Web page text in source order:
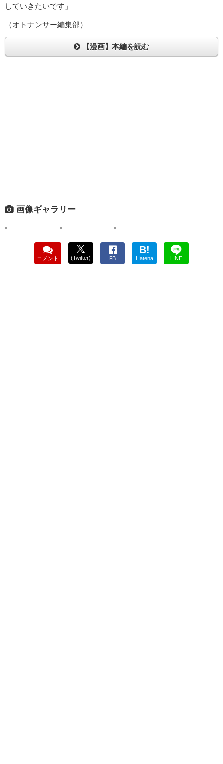
していきたいです」
（オトナンサー編集部）
【漫画】本編を読む
画像ギャラリー
コメント (Twitter) FB
B!
Hatena LINE